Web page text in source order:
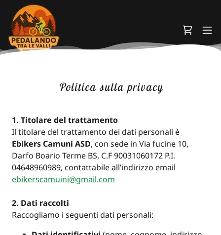
Politica sulla privacy
1. Titolare del trattamento
Il titolare del trattamento dei dati personali è
Ebikers Camuni ASD, con sede in Via fucine 10,
Darfo Boario Terme BS, C.F 90031060172 P.I.
04648960989, contattabile all’indirizzo email
ebikerscamuini@gmail.com
2. Dati raccolti
Raccogliamo i seguenti dati personali: